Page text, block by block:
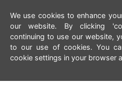
We use cookies to enhance
our website. By clicking
continuing to use our website,
to our use of cookies. You
cookie settings in your browser